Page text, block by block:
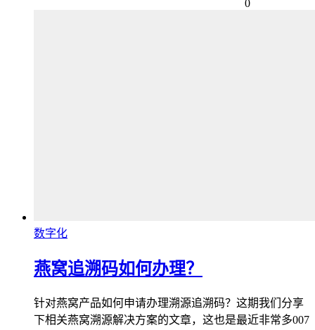
0
数字化
燕窝追溯码如何办理？
针对燕窝产品如何申请办理溯源追溯码？这期我们分享
下相关燕窝溯源解决方案的文章，这也是最近非常多007